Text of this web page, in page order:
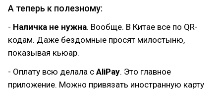
А теперь к полезному:
- Наличка не нужна. Вообще. В Китае все по QR-
кодам. Даже бездомные просят милостыню,
показывая кьюар.
- Оплату всю делала с AliPay. Это главное
приложение. Можно привязать иностранную карту